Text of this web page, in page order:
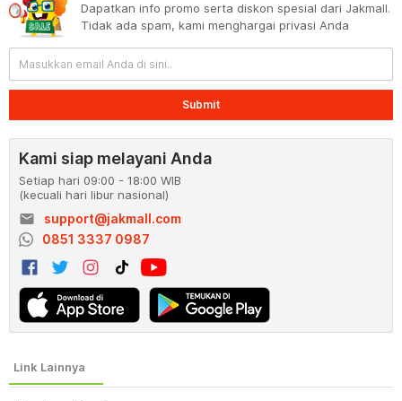
Dapatkan info promo serta diskon spesial dari Jakmall.
Tidak ada spam, kami menghargai privasi Anda
Submit
Kami siap melayani Anda
Setiap hari 09:00 - 18:00 WIB
(kecuali hari libur nasional)
email
support@jakmall.com
0851 3337 0987